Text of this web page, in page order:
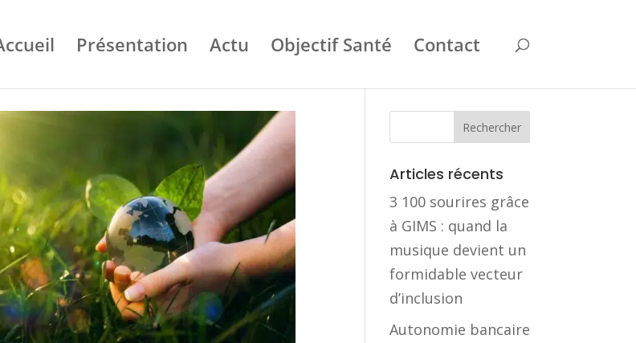
Présentation Actu Objectif Santé Contact
Articles récents
3 100 sourires grâce
à GIMS : quand la
musique devient un
formidable vecteur
d’inclusion
Autonomie bancaire